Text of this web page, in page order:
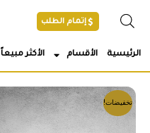
إتمام الطلب
الرئيسية الأقسام الأكثر مبيعاً
تخفيضات!